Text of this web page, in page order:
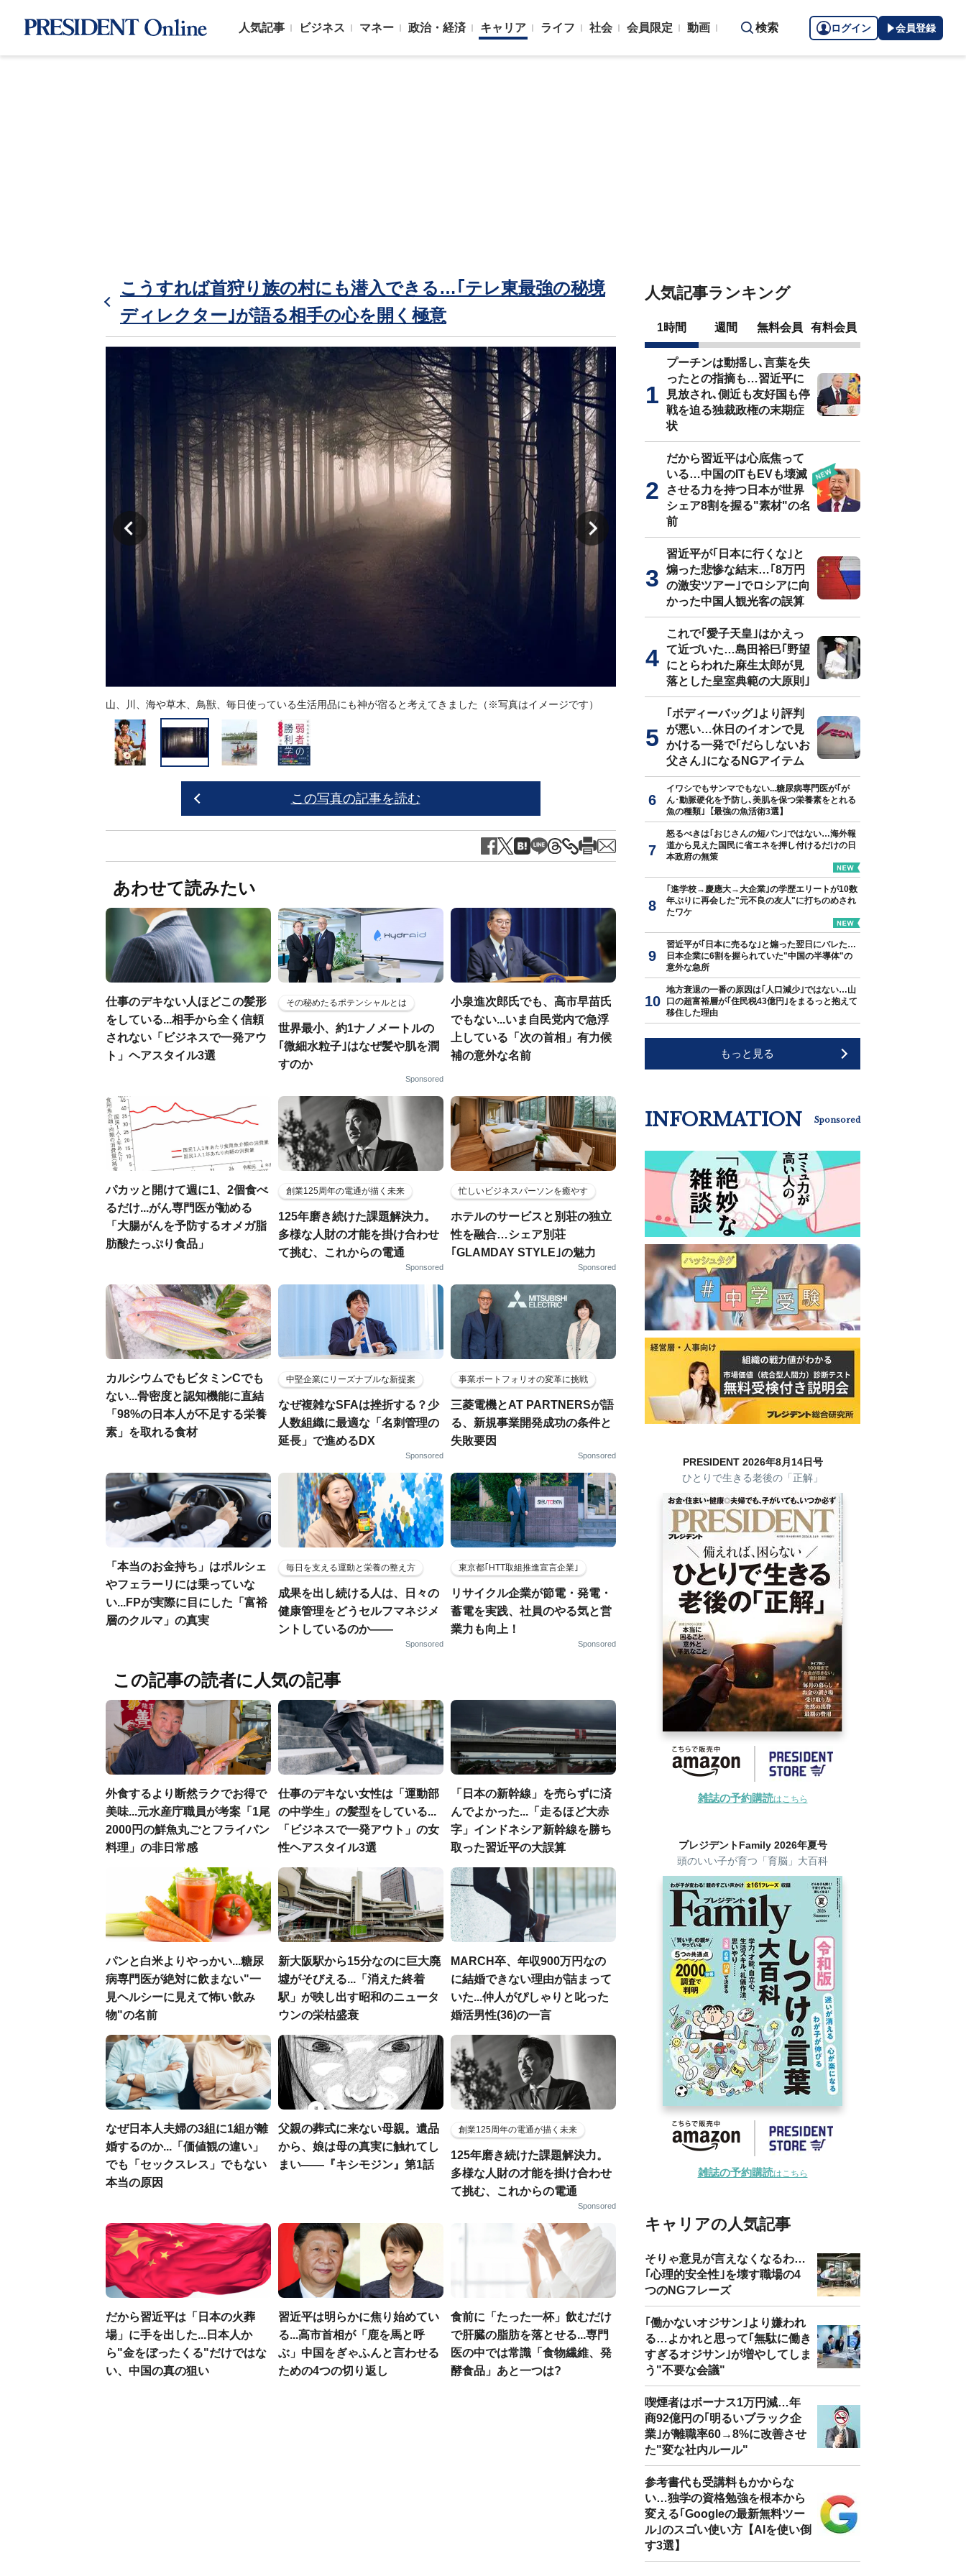
人気記事 ビジネス マネー 政治・経済 キャリア ライフ 社会 会員限定 動画 検索 ログイン 会員登録
こうすれば首狩り族の村にも潜入できる…｢テレ東最強の秘境
ディレクター｣が語る相手の心を開く極意
山、川、海や草木、鳥獣、毎日使っている生活用品にも神が宿ると考えてきました（※写真はイメージです）
この写真の記事を読む
あわせて読みたい
仕事のデキない人ほどこの髪形
をしている...相手から全く信頼
されない「ビジネスで一発アウ
ト」ヘアスタイル3選
その秘めたるポテンシャルとは
世界最小、約1ナノメートルの
｢微細水粒子｣はなぜ髪や肌を潤
すのか
Sponsored
小泉進次郎氏でも、高市早苗氏
でもない...いま自民党内で急浮
上している「次の首相」有力候
補の意外な名前
パカッと開けて週に1、2個食べ
るだけ...がん専門医が勧める
「大腸がんを予防するオメガ脂
肪酸たっぷり食品」
創業125周年の電通が描く未来
125年磨き続けた課題解決力。
多様な人財の才能を掛け合わせ
て挑む、これからの電通
Sponsored
忙しいビジネスパーソンを癒やす
ホテルのサービスと別荘の独立
性を融合…シェア別荘
｢GLAMDAY STYLE｣の魅力
Sponsored
カルシウムでもビタミンCでも
ない...骨密度と認知機能に直結
「98%の日本人が不足する栄養
素」を取れる食材
中堅企業にリーズナブルな新提案
なぜ複雑なSFAは挫折する？少
人数組織に最適な「名刺管理の
延長」で進めるDX
Sponsored
事業ポートフォリオの変革に挑戦
三菱電機とAT PARTNERSが語
る、新規事業開発成功の条件と
失敗要因
Sponsored
「本当のお金持ち」はポルシェ
やフェラーリには乗っていな
い...FPが実際に目にした「富裕
層のクルマ」の真実
毎日を支える運動と栄養の整え方
成果を出し続ける人は、日々の
健康管理をどうセルフマネジメ
ントしているのか——
Sponsored
東京都｢HTT取組推進宣言企業｣
リサイクル企業が節電・発電・
蓄電を実践、社員のやる気と営
業力も向上！
Sponsored
この記事の読者に人気の記事
外食するより断然ラクでお得で
美味...元水産庁職員が考案「1尾
2000円の鮮魚丸ごとフライパン
料理」の非日常感
仕事のデキない女性は「運動部
の中学生」の髪型をしている...
「ビジネスで一発アウト」の女
性ヘアスタイル3選
「日本の新幹線」を売らずに済
んでよかった...「走るほど大赤
字」インドネシア新幹線を勝ち
取った習近平の大誤算
パンと白米よりやっかい...糖尿
病専門医が絶対に飲まない"一
見ヘルシーに見えて怖い飲み
物"の名前
新大阪駅から15分なのに巨大廃
墟がそびえる...「消えた終着
駅」が映し出す昭和のニュータ
ウンの栄枯盛衰
MARCH卒、年収900万円なの
に結婚できない理由が詰まって
いた...仲人がぴしゃりと叱った
婚活男性(36)の一言
なぜ日本人夫婦の3組に1組が離
婚するのか...「価値観の違い」
でも「セックスレス」でもない
本当の原因
父親の葬式に来ない母親。遺品
から、娘は母の真実に触れてし
まい――『キシモジン』第1話
創業125周年の電通が描く未来
125年磨き続けた課題解決力。
多様な人財の才能を掛け合わせ
て挑む、これからの電通
Sponsored
だから習近平は「日本の火葬
場」に手を出した...日本人か
ら"金をぼったくる"だけではな
い、中国の真の狙い
習近平は明らかに焦り始めてい
る...高市首相が「鹿を馬と呼
ぶ」中国をぎゃふんと言わせる
ための4つの切り返し
食前に「たった一杯」飲むだけ
で肝臓の脂肪を落とせる...専門
医の中では常識「食物繊維、発
酵食品」あと一つは?
人気記事ランキング
1時間 週間 無料会員 有料会員
プーチンは動揺し､言葉を失
ったとの指摘も…習近平に
見放され､側近も友好国も停
戦を迫る独裁政権の末期症
状
だから習近平は心底焦って
いる…中国のITもEVも壊滅
させる力を持つ日本が世界
シェア8割を握る"素材"の名
前
習近平が｢日本に行くな｣と
煽った悲惨な結末…｢8万円
の激安ツアー｣でロシアに向
かった中国人観光客の誤算
これで｢愛子天皇｣はかえっ
て近づいた…島田裕巳｢野望
にとらわれた麻生太郎が見
落とした皇室典範の大原則｣
｢ボディーバッグ｣より評判
が悪い…休日のイオンで見
かける一発で｢だらしないお
父さん｣になるNGアイテム
イワシでもサンマでもない...糖尿病専門医が｢が
ん･動脈硬化を予防し､美肌を保つ栄養素をとれる
魚の種類｣【最強の魚活術3選】
怒るべきは｢おじさんの短パン｣ではない…海外報
道から見えた国民に省エネを押し付けるだけの日
本政府の無策
｢進学校→慶應大→大企業｣の学歴エリートが10数
年ぶりに再会した"元不良の友人"に打ちのめされ
たワケ
習近平が｢日本に売るな｣と煽った翌日にバレた…
日本企業に6割を握られていた"中国の半導体"の
意外な急所
地方衰退の一番の原因は｢人口減少｣ではない…山
口の超富裕層が｢住民税43億円｣をまるっと抱えて
移住した理由
もっと見る
INFORMATION Sponsored
PRESIDENT 2026年8月14日号
ひとりで生きる老後の「正解」
雑誌の予約購読はこちら
プレジデントFamily 2026年夏号
頭のいい子が育つ「育脳」大百科
雑誌の予約購読はこちら
キャリアの人気記事
そりゃ意見が言えなくなるわ…
｢心理的安全性｣を壊す職場の4
つのNGフレーズ
｢働かないオジサン｣より嫌われ
る…よかれと思って｢無駄に働き
すぎるオジサン｣が増やしてしま
う"不要な会議"
喫煙者はボーナス1万円減…年
商92億円の｢明るいブラック企
業｣が離職率60→8%に改善させ
た"変な社内ルール"
参考書代も受講料もかからな
い…独学の資格勉強を根本から
変える｢Googleの最新無料ツー
ル｣のスゴい使い方【AIを使い倒
す3選】